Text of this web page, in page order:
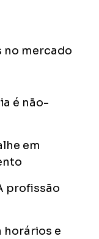
no mercado
é não-
em
profissão
horários e